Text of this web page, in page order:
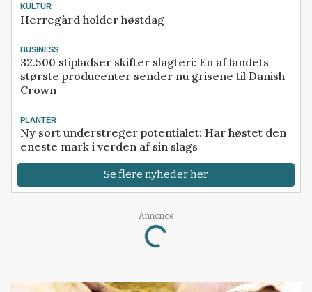
KULTUR
Herregård holder høstdag
BUSINESS
32.500 stipladser skifter slagteri: En af landets
største producenter sender nu grisene til Danish
Crown
PLANTER
Ny sort understreger potentialet: Har høstet den
eneste mark i verden af sin slags
Se flere nyheder her
Annonce
Loading...